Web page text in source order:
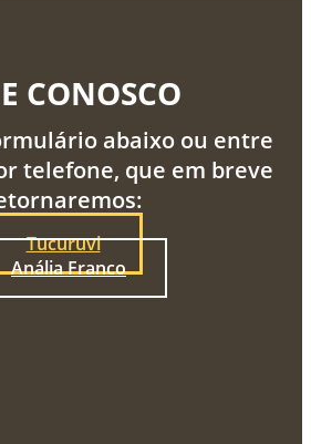
CONOSCO
abaixo ou entre
telefone, que em breve
Tucuruvi
Anália Franco